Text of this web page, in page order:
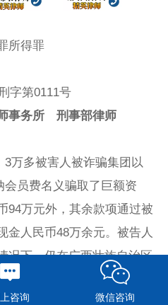
所得罪
字第0111号
事务所 刑事部律师
多被害人被诈骗集团以
会员费名义骗取了巨额资
94万元外，其余款项通过被
金人民币48万余元。被告人
况下，仍在广西壮族自治区
，将上述被骗赃款中的人民
咨询 微信咨询